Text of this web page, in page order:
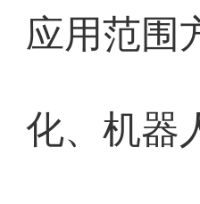
应用范围
化、机器